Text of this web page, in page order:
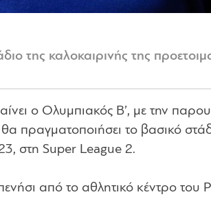
της καλοκαιρινής της
ο Ολυμπιακός Β’, με την
πραγματοποιήσει το βασικό
στη Super League 2.
από το αθλητικό κέντρο του